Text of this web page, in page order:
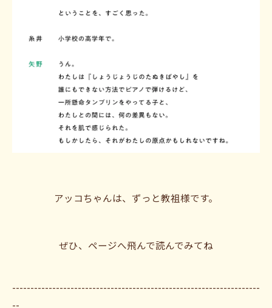
アッコちゃんは、ずっと教祖様です。
ぜひ、ページへ飛んで読んでみてね
--------------------------------------------------------------------
--